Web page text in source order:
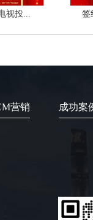
视投... 签
营销 成功案